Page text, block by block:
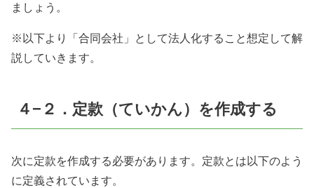
ましょう。
※以下より「合同会社」として法人化すること想定して解
説していきます。
４−２．定款（ていかん）を作成する
次に定款を作成する必要があります。定款とは以下のよう
に定義されています。